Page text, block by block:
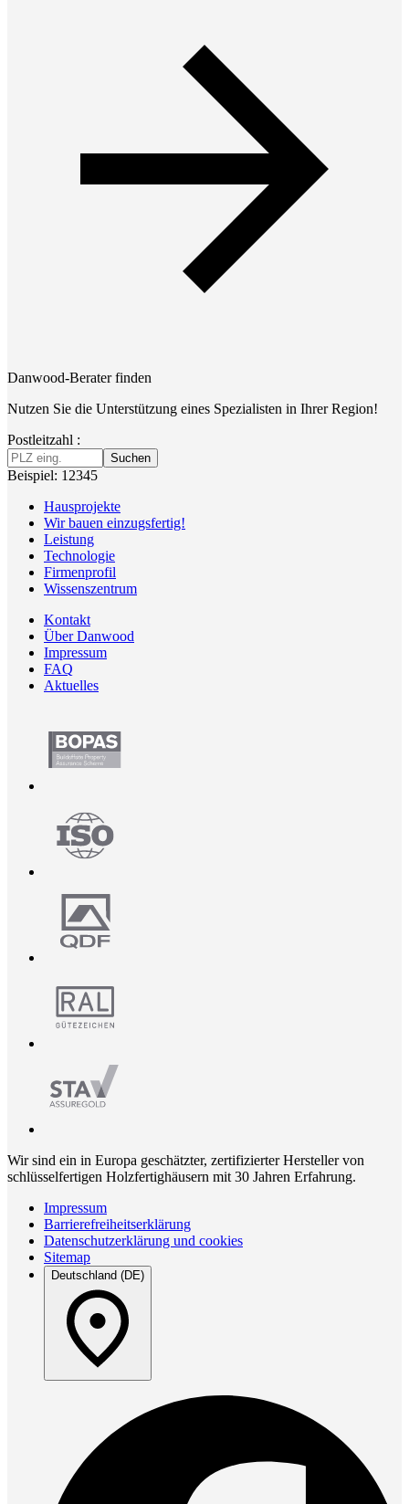
Danwood-Berater finden
Nutzen Sie die Unterstützung eines Spezialisten in Ihrer Region!
Postleitzahl :
Suchen
Beispiel: 12345
Hausprojekte
Wir bauen einzugsfertig!
Leistung
Technologie
Firmenprofil
Wissenszentrum
Kontakt
Über Danwood
Impressum
FAQ
Aktuelles
Wir sind ein in Europa geschätzter, zertifizierter Hersteller von
schlüsselfertigen Holzfertighäusern mit 30 Jahren Erfahrung.
Impressum
Barrierefreiheitserklärung
Datenschutzerklärung und cookies
Sitemap
Deutschland (DE)